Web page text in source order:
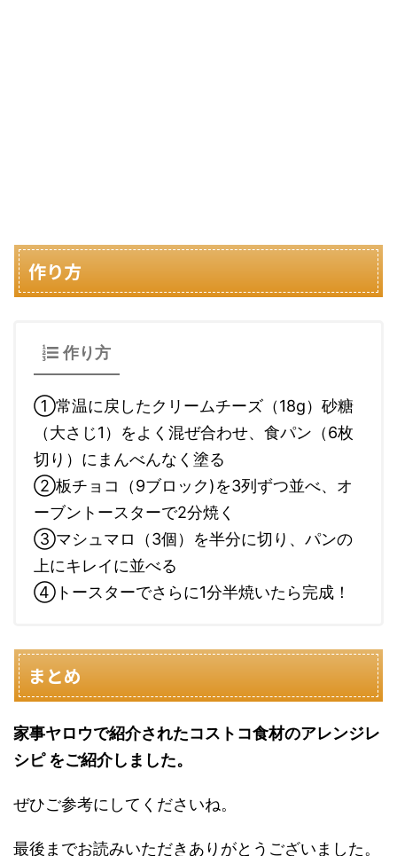
作り方
作り方
①常温に戻したクリームチーズ（18g）砂糖
（大さじ1）をよく混ぜ合わせ、食パン（6枚
切り）にまんべんなく塗る
②板チョコ（9ブロック)を3列ずつ並べ、オ
ーブントースターで2分焼く
③マシュマロ（3個）を半分に切り、パンの
上にキレイに並べる
④トースターでさらに1分半焼いたら完成！
まとめ
家事ヤロウで紹介されたコストコ食材のアレンジレ
シピ をご紹介しました。
ぜひご参考にしてくださいね。
最後までお読みいただきありがとうございました。